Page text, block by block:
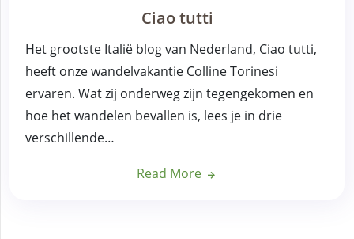
Ciao tutti
Het grootste Italië blog van Nederland, Ciao tutti,
heeft onze wandelvakantie Colline Torinesi
ervaren. Wat zij onderweg zijn tegengekomen en
hoe het wandelen bevallen is, lees je in drie
verschillende…
Read More